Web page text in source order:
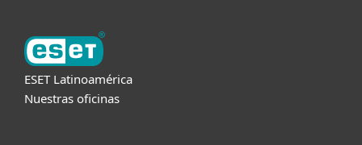
ESET Latinoamérica
Nuestras oficinas